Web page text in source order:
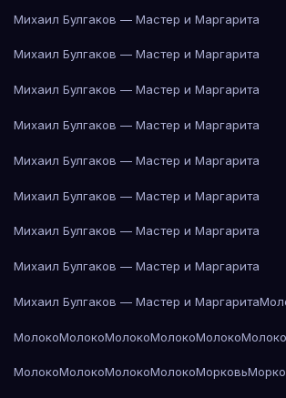
Михаил Булгаков — Мастер и Маргарита
Михаил Булгаков — Мастер и Маргарита
Михаил Булгаков — Мастер и Маргарита
Михаил Булгаков — Мастер и Маргарита
Михаил Булгаков — Мастер и Маргарита
Михаил Булгаков — Мастер и Маргарита
Михаил Булгаков — Мастер и Маргарита
Михаил Булгаков — Мастер и Маргарита
Михаил Булгаков — Мастер и Маргарита
МолокоМолокоМолокоМолокоМолокоМолоко
МолокоМолокоМолокоМолокоМорковь